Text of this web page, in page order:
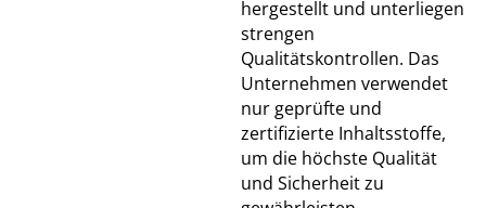
hergestellt und unterliegen
strengen
Qualitätskontrollen. Das
Unternehmen verwendet
nur geprüfte und
zertifizierte Inhaltsstoffe,
um die höchste Qualität
und Sicherheit zu